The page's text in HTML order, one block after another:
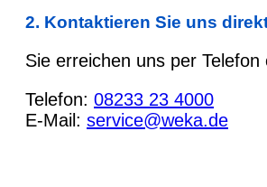
2. Kontaktieren Sie uns
Sie erreichen uns per Telefon
Telefon: 08233 23 4000
E-Mail: service@weka.de